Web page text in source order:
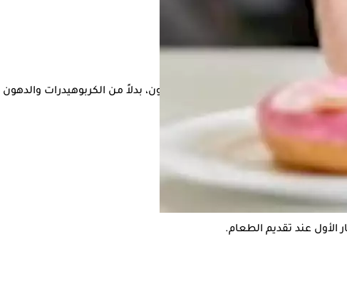
الأطعمة غير الصحية.
والبروتينات الخالية من الدهون، بدلاً من الكربوهيدرات والدهون
دون الإفراط في تناولها.
الأول عند تقديم الطعام.